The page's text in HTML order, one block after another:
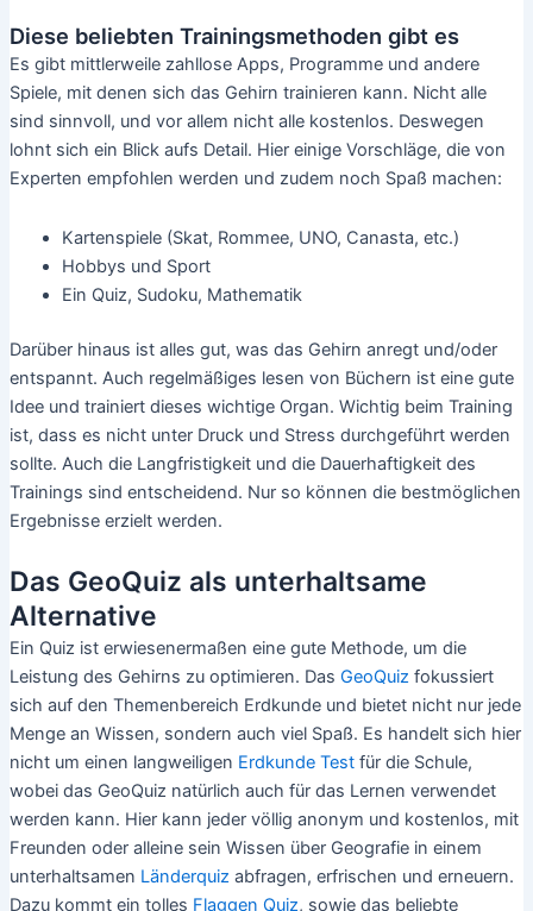
Diese beliebten Trainingsmethoden gibt es
Es gibt mittlerweile zahllose Apps, Programme und andere
Spiele, mit denen sich das Gehirn trainieren kann. Nicht alle
sind sinnvoll, und vor allem nicht alle kostenlos. Deswegen
lohnt sich ein Blick aufs Detail. Hier einige Vorschläge, die von
Experten empfohlen werden und zudem noch Spaß machen:
Kartenspiele (Skat, Rommee, UNO, Canasta, etc.)
Hobbys und Sport
Ein Quiz, Sudoku, Mathematik
Darüber hinaus ist alles gut, was das Gehirn anregt und/oder
entspannt. Auch regelmäßiges lesen von Büchern ist eine gute
Idee und trainiert dieses wichtige Organ. Wichtig beim Training
ist, dass es nicht unter Druck und Stress durchgeführt werden
sollte. Auch die Langfristigkeit und die Dauerhaftigkeit des
Trainings sind entscheidend. Nur so können die bestmöglichen
Ergebnisse erzielt werden.
Das GeoQuiz als unterhaltsame
Alternative
Ein Quiz ist erwiesenermaßen eine gute Methode, um die
Leistung des Gehirns zu optimieren. Das GeoQuizfokussiert
sich auf den Themenbereich Erdkunde und bietet nicht nur jede
Menge an Wissen, sondern auch viel Spaß. Es handelt sich hier
nicht um einen langweiligen Erdkunde Test für die Schule,
wobei das GeoQuiz natürlich auch für das Lernen verwendet
werden kann. Hier kann jeder völlig anonym und kostenlos, mit
Freunden oder alleine sein Wissen über Geografie in einem
unterhaltsamen Länderquizabfragen, erfrischen und erneuern.
Dazu kommt ein tolles Flaggen Quiz, sowie das beliebte